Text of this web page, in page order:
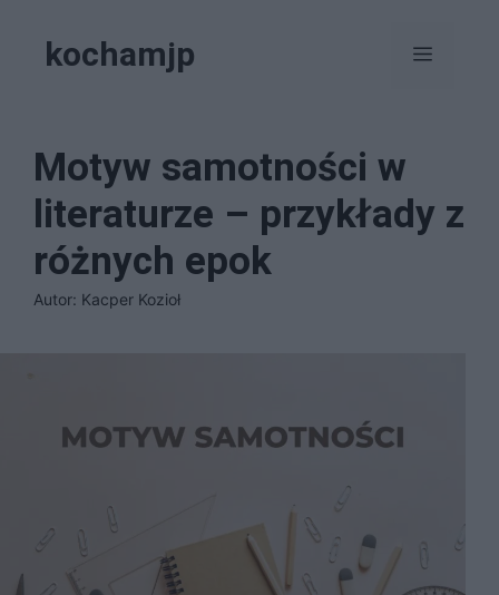
kochamjp Menu
Motyw samotności w
literaturze – przykłady z
różnych epok
Autor: Kacper Kozioł